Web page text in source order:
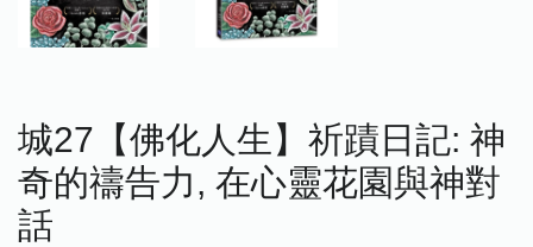
城27【佛化人生】祈蹟日記: 神
奇的禱告力, 在心靈花園與神對
話